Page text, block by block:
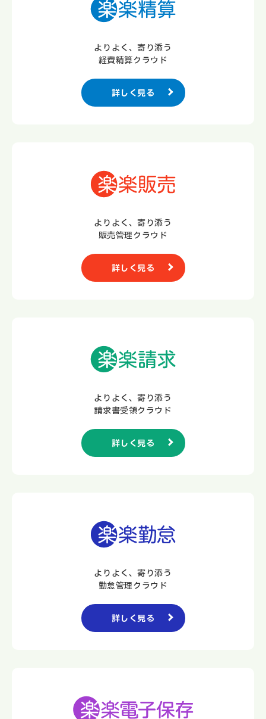
よりよく、寄り添う
経費精算クラウド
詳しく見る
よりよく、寄り添う
販売管理クラウド
詳しく見る
よりよく、寄り添う
請求書受領クラウド
詳しく見る
よりよく、寄り添う
勤怠管理クラウド
詳しく見る